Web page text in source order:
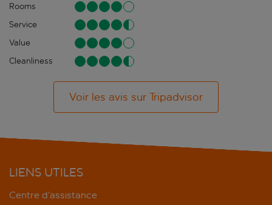
Rooms
Service
Value
Cleanliness
Voir les avis sur Tripadvisor
LIENS UTILES
Centre d’assistance